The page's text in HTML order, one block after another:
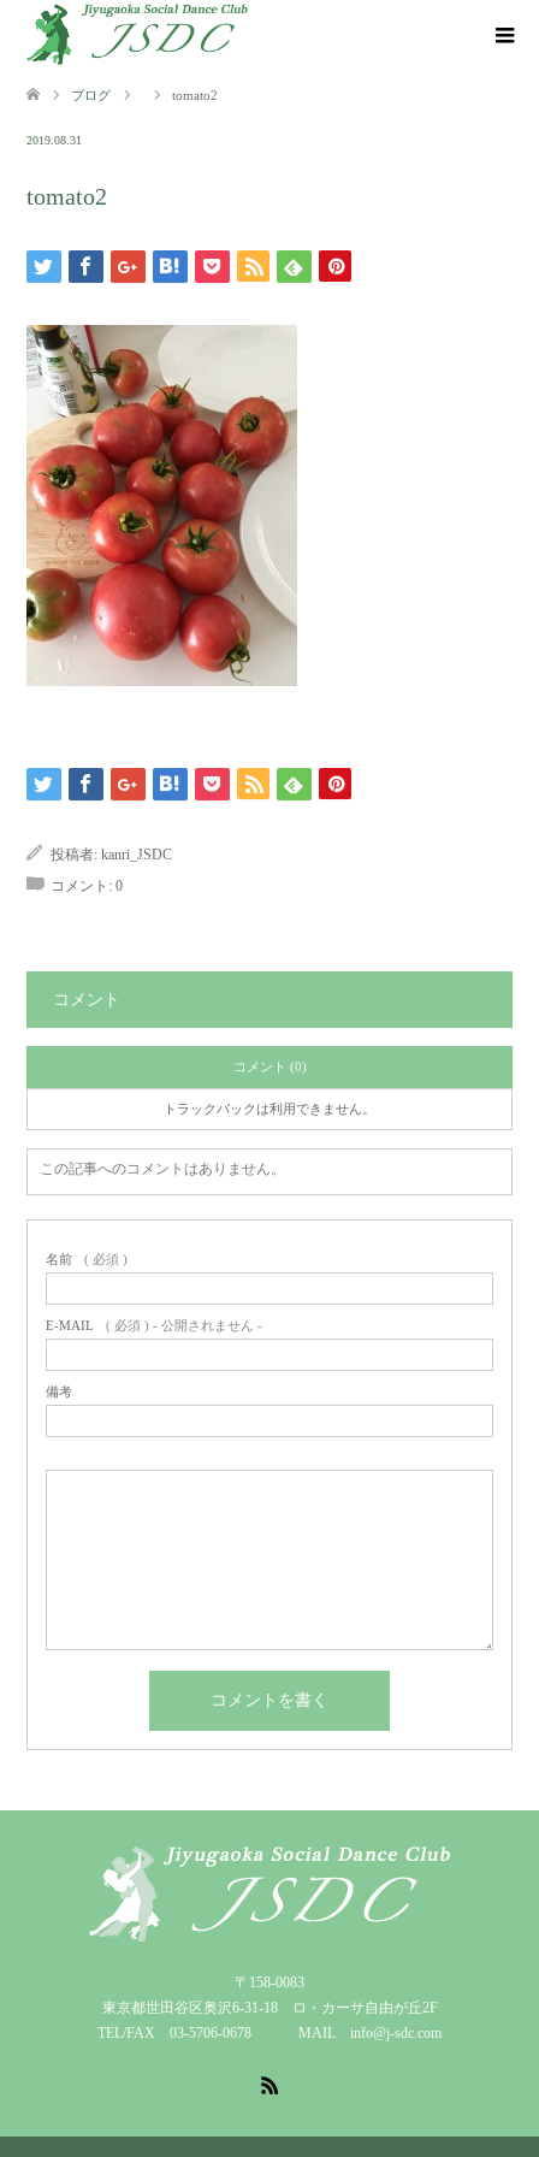
ブログ tomato2
2019.08.31
tomato2
投稿者: kanri_JSDC
コメント: 0
コメント
コメント (0)
トラックバックは利用できません。
この記事へのコメントはありません。
名前 ( 必須 )
E-MAIL ( 必須 ) - 公開されません -
備考
〒158-0083
東京都世田谷区奥沢6-31-18 ロ・カーサ自由が丘2F
TEL/FAX 03-5706-0678 MAIL info@j-sdc.com